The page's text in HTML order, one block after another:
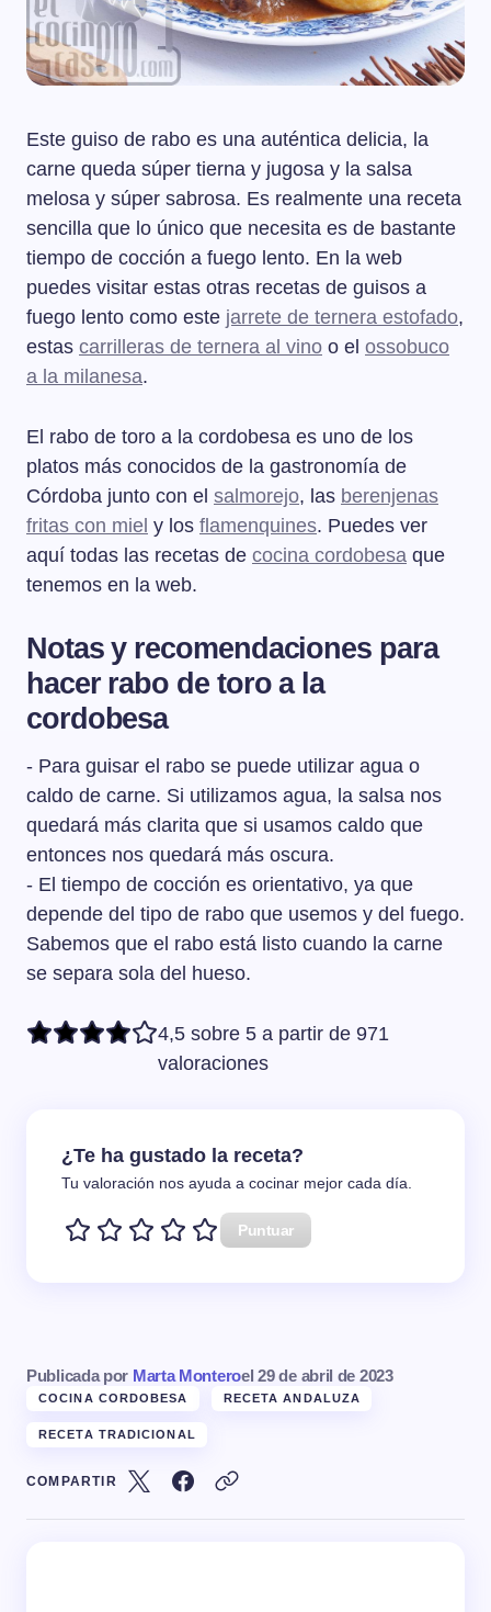
Este guiso de rabo es una auténtica delicia, la
carne queda súper tierna y jugosa y la salsa
melosa y súper sabrosa. Es realmente una receta
sencilla que lo único que necesita es de bastante
tiempo de cocción a fuego lento. En la web
puedes visitar estas otras recetas de guisos a
fuego lento como este jarrete de ternera estofado,
estas carrilleras de ternera al vino o el ossobuco
a la milanesa.
El rabo de toro a la cordobesa es uno de los
platos más conocidos de la gastronomía de
Córdoba junto con el salmorejo, las berenjenas
fritas con miel y los flamenquines. Puedes ver
aquí todas las recetas de cocina cordobesa que
tenemos en la web.
Notas y recomendaciones para
hacer rabo de toro a la
cordobesa
- Para guisar el rabo se puede utilizar agua o
caldo de carne. Si utilizamos agua, la salsa nos
quedará más clarita que si usamos caldo que
entonces nos quedará más oscura.
- El tiempo de cocción es orientativo, ya que
depende del tipo de rabo que usemos y del fuego.
Sabemos que el rabo está listo cuando la carne
se separa sola del hueso.
4,5 sobre 5 a partir de 971
valoraciones
¿Te ha gustado la receta?
Tu valoración nos ayuda a cocinar mejor cada día.
Puntuar
Publicada por Marta Monteroel 29 de abril de 2023
COCINA CORDOBESA RECETA ANDALUZA
RECETA TRADICIONAL
COMPARTIR